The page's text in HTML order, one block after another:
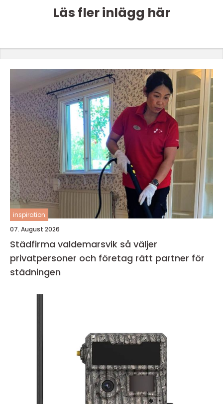
Läs fler inlägg här
inspiration
07. August 2026
Städfirma valdemarsvik så väljer
privatpersoner och företag rätt partner för
städningen